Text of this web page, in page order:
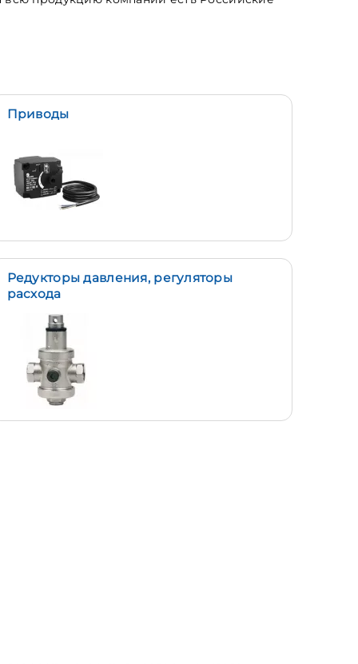
Приводы
Редукторы давления, регуляторы
расхода